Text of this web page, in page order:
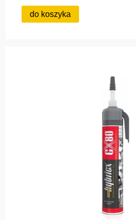
do koszyka